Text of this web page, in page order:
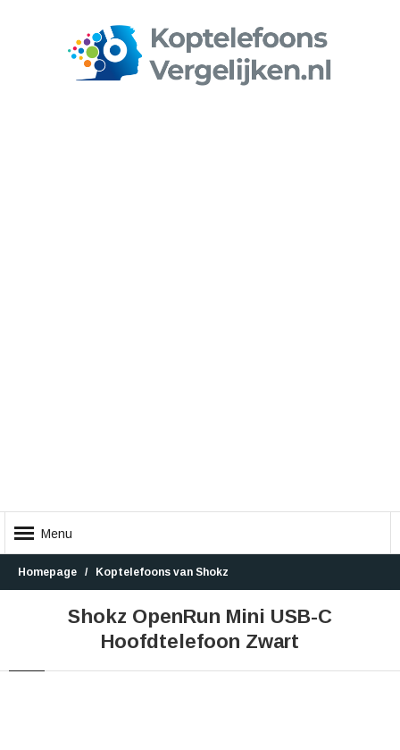
Menu
Homepage Koptelefoons van Shokz
Shokz OpenRun Mini USB-C
Hoofdtelefoon Zwart